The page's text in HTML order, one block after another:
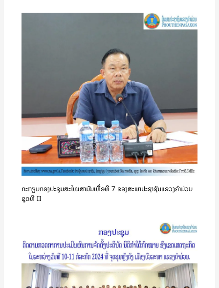
ກະກຽມກອງປະຊຸມສະໄໝສາມັນເທື່ອທີ 7 ຂອງສະພາປະຊາຊົນແຂວງຄໍາມ່ວນ
ຊຸດທີ II